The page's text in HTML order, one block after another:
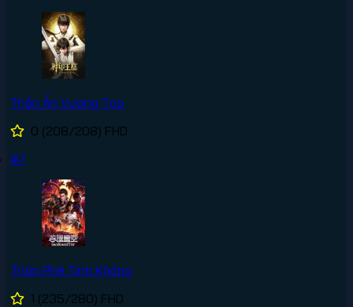
Thần Ấn Vương Tọa
0 (208/208) FHD
#7
Thôn Phệ Tinh Không
1 (235/280) FHD